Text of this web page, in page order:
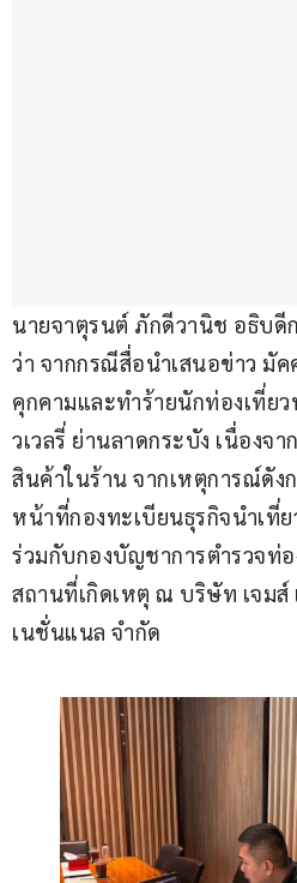
นายจาตุรนต์ ภักดีวานิช อธิบดี
ว่า จากกรณีสื่อนำเสนอข่าว มั
คุกคามและทำร้ายนักท่องเที่ย
วเวลรี่ ย่านลาดกระบัง เนื่อง
สินค้าในร้าน จากเหตุการณ์ดัง
หน้าที่กองทะเบียนธุรกิจนำเที่
ร่วมกับกองบัญชาการตำรวจท่อ
สถานที่เกิดเหตุ ณ บริษัท เจมส์
เนชั่นแนล จำกัด